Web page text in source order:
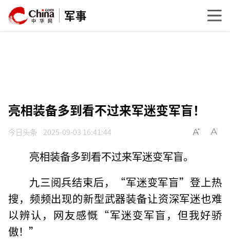
军事
亮相装备多到看不过来军迷变军盲！
今日头条 2025-09-03 16:41:44
亮相装备多到看不过来军迷变军盲。
九三阅兵结束后，“军迷变军盲”登上热
搜，频频出现的新型武器装备让资深军迷也难
以辨认，网友感慨“军迷变军盲，但我好骄
傲！”